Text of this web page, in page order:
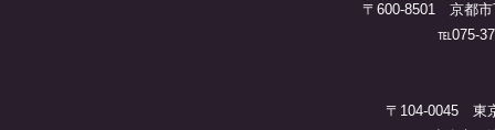
〒600-8501 京都市
℡075-
〒104-0045 東